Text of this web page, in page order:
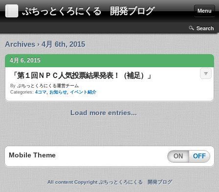
ぷちっとくろにくる 開発ブログ Menu
Search
Archives › 4月 6th, 2015
4月 6, 2015
「第１回ＮＰＣ人気投票結果発表！（補足）」
By ぷちっとくろにくる運営チーム
Categories: 4コマ, お知らせ, イベント紹介
Load more entries...
Mobile Theme ON OFF
All content Copyright ぷちっとくろにくる 開発ブログ